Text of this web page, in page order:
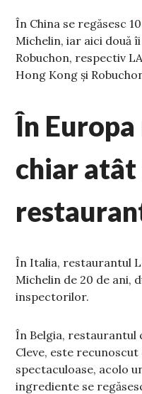
În China se regăsesc 10
Michelin, iar aici două
Robuchon, respectiv
Hong Kong și
În
chiar
În Italia, restaurantul
Michelin de 20 de ani,
inspectorilor.
În Belgia, restaurantul
Cleve, este
spectaculoase, acolo
ingrediente se